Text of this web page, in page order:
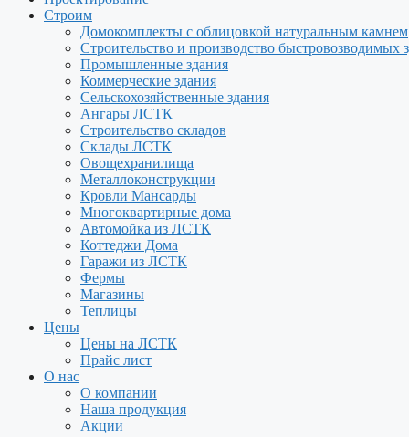
Строим
Домокомплекты с облицовкой натуральным камнем
Строительство и производство быстровозводимых
Промышленные здания
Коммерческие здания
Сельскохозяйственные здания
Ангары ЛСТК
Строительство складов
Склады ЛСТК
Овощехранилища
Металлоконструкции
Кровли Мансарды
Многоквартирные дома
Автомойка из ЛСТК
Коттеджи Дома
Гаражи из ЛСТК
Фермы
Магазины
Теплицы
Цены
Цены на ЛСТК
Прайс лист
О нас
О компании
Наша продукция
Акции